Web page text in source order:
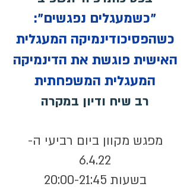
"כשמעגלים נפגשים":
כשהפסיכודינמיקה המעגלית
האישית פוגשת את הדינמיקה
המעגלית המשפחתית
רב שיח ודיון במקרה
מפגש מקוון ביום רביעי ה-
6.4.22
בשעות 20:00-21:45